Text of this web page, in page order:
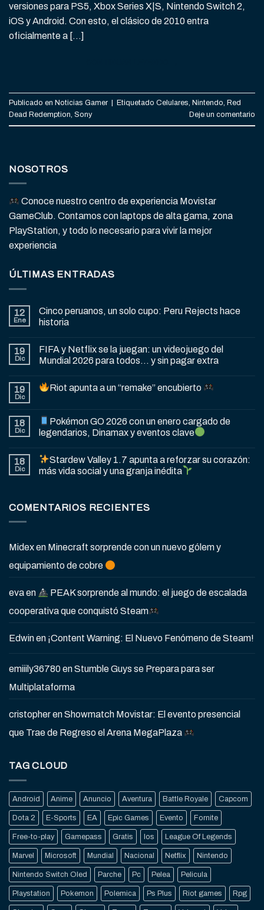
versiones para PS5, Xbox Series X|S, Nintendo Switch 2,
iOS y Android. Con esto, el clásico de 2010 entra
oficialmente a […]
Publicado en Noticias Gamer Etiquetado Celulares, Nintendo, Red
Dead Redemption, Sony Deje un comentario
NOSOTROS
Conoce nuestro centro de experiencia Movistar
GameClub. Contamos con laptops de alta gama, zona
PlayStation, y todo lo necesario para vivir la mejor
experiencia
ÚLTIMAS ENTRADAS
12
Ene
Cinco peruanos, un solo cupo: Peru Rejects hace
historia
19
Dic
FIFA y Netflix se la juegan: un videojuego del
Mundial 2026 para todos… y sin pagar extra
19
Dic
Riot apunta a un “remake” encubierto
18
Dic
Pokémon GO 2026 con un enero cargado de
legendarios, Dinamax y eventos clave
18
Dic
Stardew Valley 1.7 apunta a reforzar su corazón:
más vida social y una granja inédita
COMENTARIOS RECIENTES
Midexen Minecraft sorprende con un nuevo gólem y
equipamiento de cobre
evaen
PEAK sorprende al mundo: el juego de escalada
cooperativa que conquistó Steam
Edwinen ¡Content Warning: El Nuevo Fenómeno de Steam!
emiiily36780enStumble Guys se Prepara para ser
Multiplataforma
cristopherenShowmatch Movistar: El evento presencial
que Trae de Regreso el Arena MegaPlaza
TAG CLOUD
Android Anime Anuncio Aventura Battle Royale Capcom
Dota 2 E-Sports EA Epic Games Evento Fornite
Free-to-play Gamepass Gratis Ios League Of Legends
Marvel Microsoft Mundial Nacional Netflix Nintendo
Nintendo Switch Oled Parche Pc Pelea Pelicula
Playstation Pokemon Polemica Ps Plus Riot games Rpg